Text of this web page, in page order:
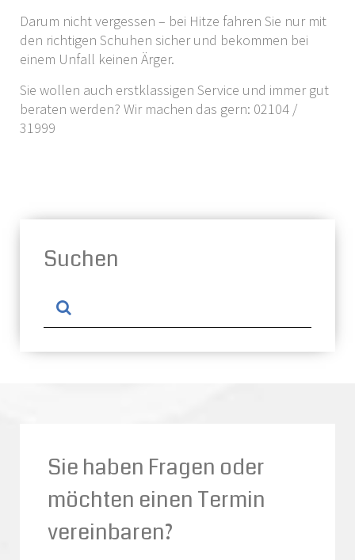
Darum nicht vergessen – bei Hitze fahren Sie nur mit
den richtigen Schuhen sicher und bekommen bei
einem Unfall keinen Ärger.
Sie wollen auch erstklassigen Service und immer gut
beraten werden? Wir machen das gern: 02104 /
31999
Suchen
Sie haben Fragen oder
möchten einen Termin
vereinbaren?